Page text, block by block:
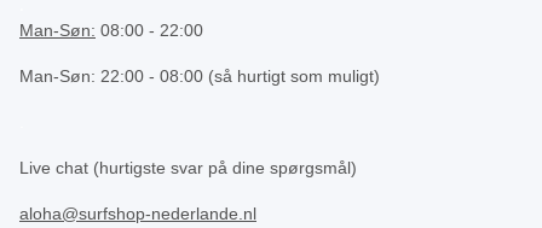
Man-Søn: 08:00 - 22:00
Man-Søn: 22:00 - 08:00 (så hurtigt som muligt)
Live chat (hurtigste svar på dine spørgsmål)
aloha@surfshop-nederlande.nl